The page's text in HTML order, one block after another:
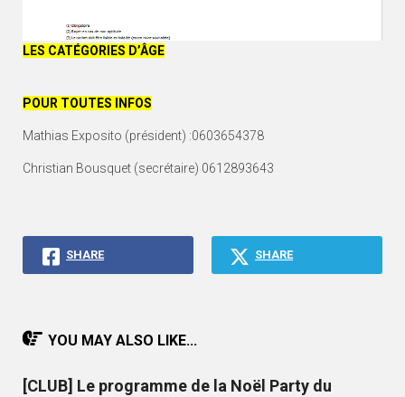
LES CATÉGORIES D’ÂGE
POUR TOUTES INFOS
Mathias Exposito (président) :0603654378
Christian Bousquet (secrétaire) 0612893643
SHARE SHARE
YOU MAY ALSO LIKE...
[CLUB] Le programme de la Noël Party du